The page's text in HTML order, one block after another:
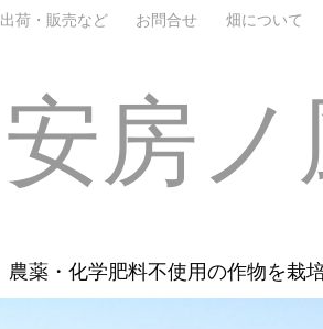
出荷・販売など お問合せ 畑について
安房
農薬・化学肥料不使用の作物を栽